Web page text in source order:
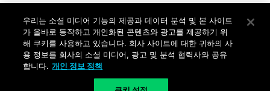
Networks Korea, Ltd. All rights reserved. 여러 가지 상표에 대한
소유권은 각 소유자에게 있습니다. 사업자 등록번호: 120-87-72963.
대표자 : 제프리찰스트루 서울특별시 서초구 서초대로74길 4, 1층 (삼성
생명 서초타워) TEL: +82-2-568-4353
우리는 소셜 미디어 기능의 제공과 데이터 분석 및 본 사이트
가 올바로 동작하고 개인화된 콘텐츠와 광고를 제공하기 위
해 쿠키를 사용하고 있습니다. 회사 사이트에 대한 귀하의 사
용 정보를 회사의 소셜 미디어, 광고 및 분석 협력사와 공유
합니다. 개인 정보 정책